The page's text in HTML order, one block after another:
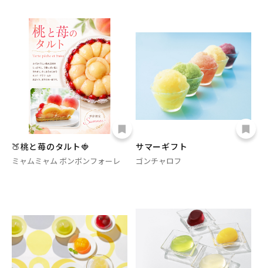
🍑桃と苺のタルト🍓
ミャムミャム ボンボンフォーレ
サマーギフト
ゴンチャロフ